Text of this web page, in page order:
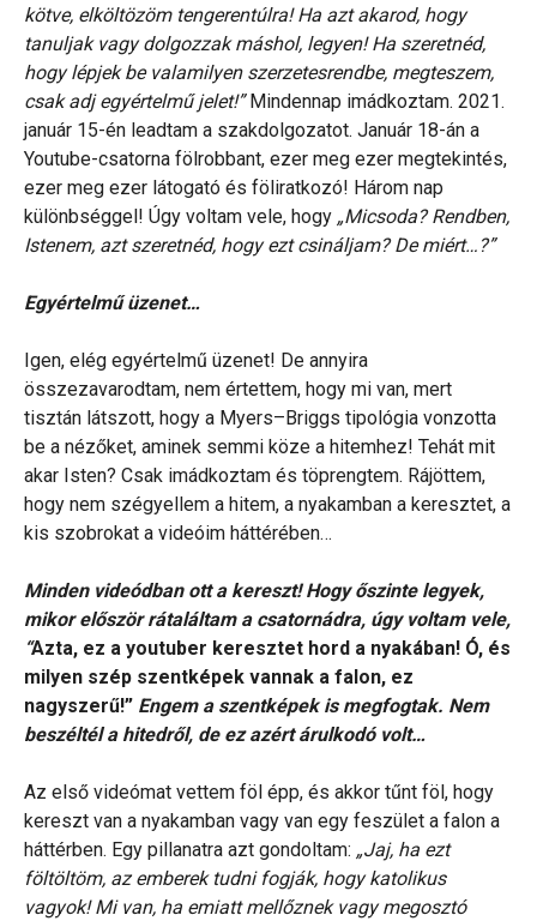
kötve, elköltözöm tengerentúlra! Ha azt akarod, hogy
tanuljak vagy dolgozzak máshol, legyen! Ha szeretnéd,
hogy lépjek be valamilyen szerzetesrendbe, megteszem,
csak adj egyértelmű jelet!”Mindennap imádkoztam. 2021.
január 15-én leadtam a szakdolgozatot. Január 18-án a
Youtube-csatorna fölrobbant, ezer meg ezer megtekintés,
ezer meg ezer látogató és föliratkozó! Három nap
különbséggel! Úgy voltam vele, hogy „Micsoda? Rendben,
Istenem, azt szeretnéd, hogy ezt csináljam? De miért…?”
Egyértelmű üzenet…
Igen, elég egyértelmű üzenet! De annyira
összezavarodtam, nem értettem, hogy mi van, mert
tisztán látszott, hogy a Myers–Briggs tipológia vonzotta
be a nézőket, aminek semmi köze a hitemhez! Tehát mit
akar Isten? Csak imádkoztam és töprengtem. Rájöttem,
hogy nem szégyellem a hitem, a nyakamban a keresztet, a
kis szobrokat a videóim háttérében…
Minden videódban ott a kereszt! Hogy őszinte legyek,
mikor először rátaláltam a csatornádra, úgy voltam vele,
“Azta, ez a youtuber keresztet hord a nyakában! Ó, és
milyen szép szentképek vannak a falon, ez
nagyszerű!” Engem a szentképek is megfogtak. Nem
beszéltél a hitedről, de ez azért árulkodó volt…
Az első videómat vettem föl épp, és akkor tűnt föl, hogy
kereszt van a nyakamban vagy van egy feszület a falon a
háttérben. Egy pillanatra azt gondoltam: „Jaj, ha ezt
föltöltöm, az emberek tudni fogják, hogy katolikus
vagyok! Mi van, ha emiatt mellőznek vagy megosztó